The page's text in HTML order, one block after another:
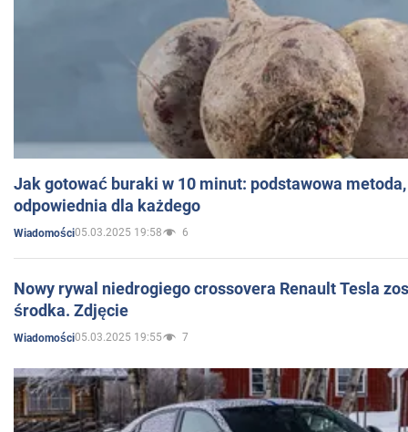
Jak gotować buraki w 10 minut: podstawowa
odpowiednia dla każdego
Wiadomości05.03.2025 19:58 6
Nowy rywal niedrogiego crossovera Renault Tesla
środka. Zdjęcie
Wiadomości05.03.2025 19:55 7